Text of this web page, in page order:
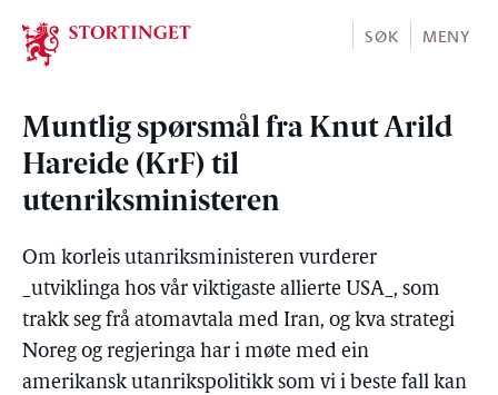
Stortinget.no
SØK MENY
Muntlig spørsmål fra Knut Arild
Hareide (KrF) til
utenriksministeren
Om korleis utanriksministeren vurderer
_utviklinga hos vår viktigaste allierte USA_, som
trakk seg frå atomavtala med Iran, og kva strategi
Noreg og regjeringa har i møte med ein
amerikansk utanrikspolitikk som vi i beste fall kan